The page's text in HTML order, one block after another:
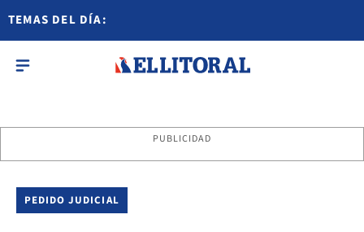
TEMAS DEL DÍA:
PUBLICIDAD
PEDIDO JUDICIAL